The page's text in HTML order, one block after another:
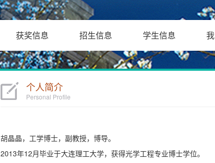
获奖信息 招生信息 学生信息
个人简介
Personal Profile
胡晶晶，工学博士，副教授，博导。
2013年12月毕业于大连理工大学，获得光学工程专业博士学位。